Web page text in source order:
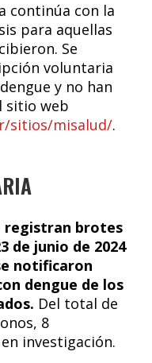
continúa con la
para aquellas
Se
voluntaria
y no han
sitio web
sitios/misalud/.
registran brotes
de junio de 2024
notificaron
dengue de los
Del total de
8
investigación.